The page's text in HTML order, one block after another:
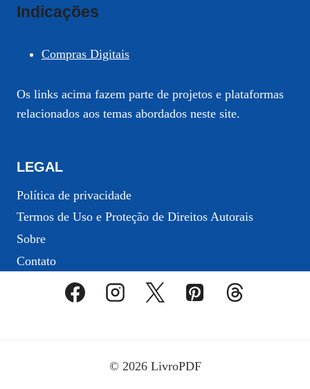
Indicações
Compras Digitais
Os links acima fazem parte de projetos e plataformas
relacionados aos temas abordados neste site.
LEGAL
Política de privacidade
Termos de Uso e Proteção de Direitos Autorais
Sobre
Contato
© 2026 LivroPDF